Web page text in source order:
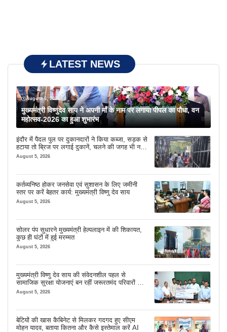
LATEST NEWS
August 6, 2026
मुख्यमंत्री विष्णुदेव साय ने अपनी माँ के नाम पर लगाया पीपल का पौधा, वन
महोत्सव-2026 का हुआ शुभारंभ
इंदौर में पैदल पुल पर दुकानदारों ने किया कब्जा, सड़क से
हटाया तो ब्रिज पर लगाई दुकानें, चलने की जगह भी नहीं
मिल रही
August 5, 2026
कर्तव्यनिष्ठ होकर जनसेवा एवं सुशासन के लिए जमीनी
स्तर पर करें बेहतर कार्य: मुख्यमंत्री विष्णु देव साय
August 5, 2026
सोलर पंप सुधारने मुख्यमंत्री हेल्पलाइन में की शिकायत,
कुछ ही घंटों में हुई मरम्मत
August 5, 2026
मुख्यमंत्री विष्णु देव साय की संवेदनशील पहल से
सामाजिक सुरक्षा योजनाएं बन रहीं जरूरतमंद परिवारों का
मजबूत सहारा
August 5, 2026
बेटियों की खास कैबिनेट से मिलकर गदगद हुए सीएम
मोहन यादव, बताया कितना और कैसे इस्तेमाल करें AI